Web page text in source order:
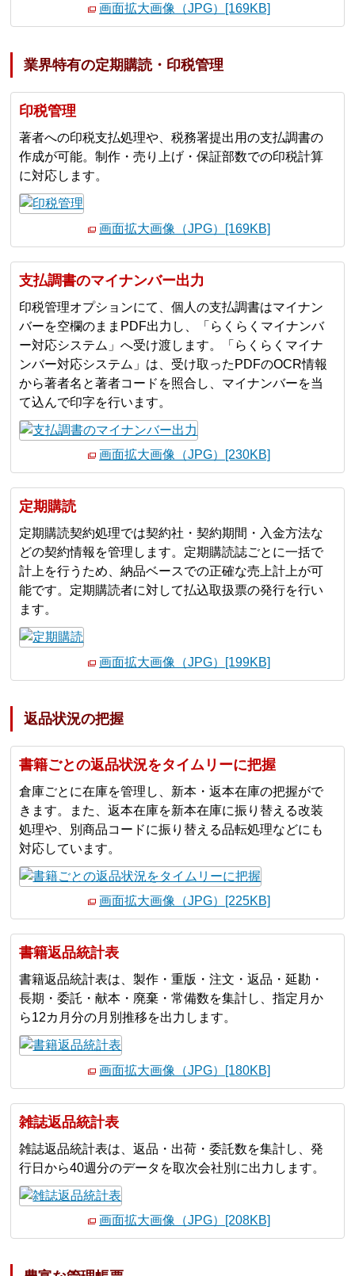
画面拡大画像（JPG）[169KB]
業界特有の定期購読・印税管理
印税管理
著者への印税支払処理や、税務署提出用の支払調書の
作成が可能。制作・売り上げ・保証部数での印税計算
に対応します。
画面拡大画像（JPG）[169KB]
支払調書のマイナンバー出力
印税管理オプションにて、個人の支払調書はマイナン
バーを空欄のままPDF出力し、「らくらくマイナンバ
ー対応システム」へ受け渡します。「らくらくマイナ
ンバー対応システム」は、受け取ったPDFのOCR情報
から著者名と著者コードを照合し、マイナンバーを当
て込んで印字を行います。
画面拡大画像（JPG）[230KB]
定期購読
定期購読契約処理では契約社・契約期間・入金方法な
どの契約情報を管理します。定期購読誌ごとに一括で
計上を行うため、納品ベースでの正確な売上計上が可
能です。定期購読者に対して払込取扱票の発行を行い
ます。
画面拡大画像（JPG）[199KB]
返品状況の把握
書籍ごとの返品状況をタイムリーに把握
倉庫ごとに在庫を管理し、新本・返本在庫の把握がで
きます。また、返本在庫を新本在庫に振り替える改装
処理や、別商品コードに振り替える品転処理などにも
対応しています。
画面拡大画像（JPG）[225KB]
書籍返品統計表
書籍返品統計表は、製作・重版・注文・返品・延勘・
長期・委託・献本・廃棄・常備数を集計し、指定月か
ら12カ月分の月別推移を出力します。
画面拡大画像（JPG）[180KB]
雑誌返品統計表
雑誌返品統計表は、返品・出荷・委託数を集計し、発
行日から40週分のデータを取次会社別に出力します。
画面拡大画像（JPG）[208KB]